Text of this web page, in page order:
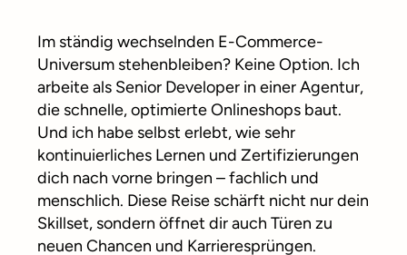
Im ständig wechselnden E-Commerce-
Universum stehenbleiben? Keine Option. Ich
arbeite als Senior Developer in einer Agentur,
die schnelle, optimierte Onlineshops baut.
Und ich habe selbst erlebt, wie sehr
kontinuierliches Lernen und Zertifizierungen
dich nach vorne bringen – fachlich und
menschlich. Diese Reise schärft nicht nur dein
Skillset, sondern öffnet dir auch Türen zu
neuen Chancen und Karrieresprüngen.